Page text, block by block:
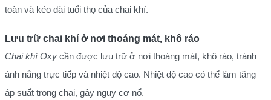
toàn và kéo dài tuổi thọ của chai khí.
Lưu trữ chai khí ở nơi thoáng mát, khô ráo
Chai khí Oxy cần được lưu trữ ở nơi thoáng mát, khô ráo, tránh
ánh nắng trực tiếp và nhiệt độ cao. Nhiệt độ cao có thể làm tăng
áp suất trong chai, gây nguy cơ nổ.